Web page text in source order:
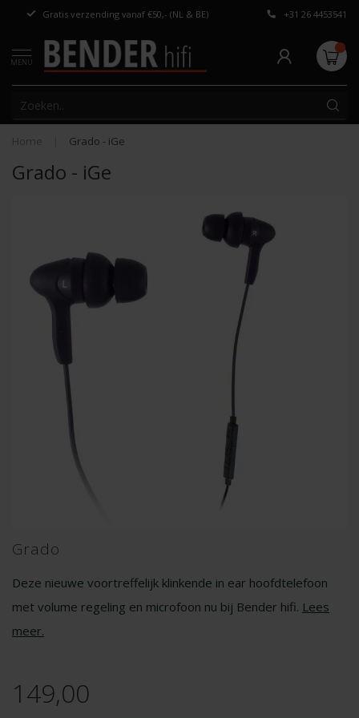
Gratis verzending vanaf €50,- (NL & BE) Persoonlijk
+31 26 4453541
MENU
Home Grado - iGe
Grado - iGe
Grado
Deze nieuwe voortreffelijk klinkende in ear hoofdtelefoon
met volume regeling en microfoon nu bij Bender hifi. Lees
meer.
149,00